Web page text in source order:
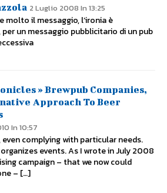
2 Luglio 2008 In 13:25
molto il messaggio, l’ironia è
un messaggio pubblicitario di un pub
» Brewpub Companies,
Approach To Beer
In 10:57
complying with particular needs.
events. As I wrote in July 2008
campaign – that we now could
– […]